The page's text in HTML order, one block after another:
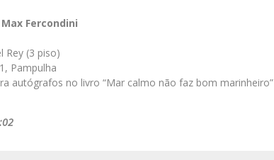
Fercondini
Rey (3 piso)
Pampulha
autógrafos no livro “Mar calmo não faz bom marinheiro”